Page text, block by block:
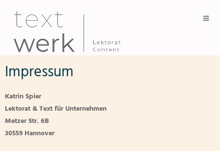
Impressum
Katrin Spier
Lektorat & Text für Unternehmen
Metzer Str. 6B
30559 Hannover